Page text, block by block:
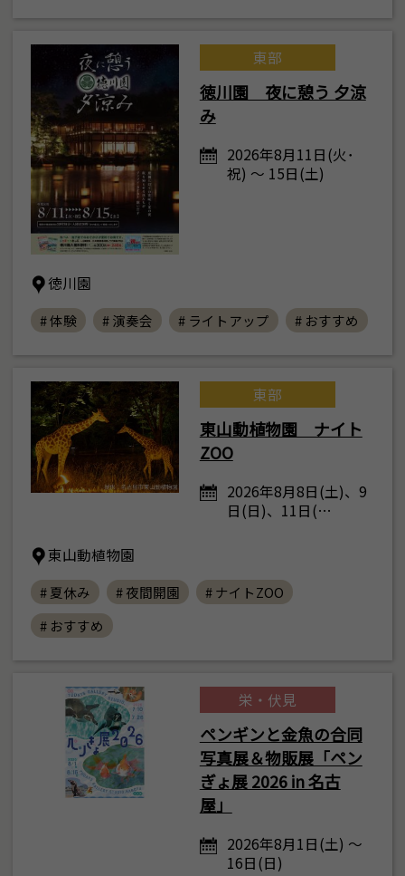
東部
徳川園 夜に憩う 夕涼
み
2026年8月11日(火･
祝) ～ 15日(土)
徳川園
# 体験 # 演奏会 # ライトアップ # おすすめ
東部
東山動植物園 ナイト
ZOO
2026年8月8日(土)、9
日(日)、11日(…
東山動植物園
# 夏休み # 夜間開園
# ナイトZOO
# おすすめ
栄・伏見
ペンギンと金魚の合同
写真展＆物販展「ペン
ぎょ展 2026 in 名古
屋」
2026年8月1日(土) ～
16日(日)